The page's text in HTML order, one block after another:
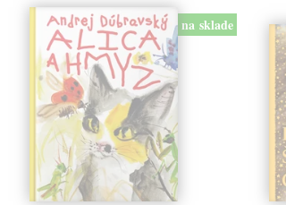
na sklade